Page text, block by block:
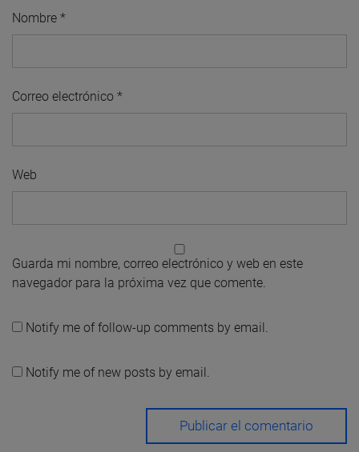
Nombre *
Correo electrónico *
Web
Guarda mi nombre, correo electrónico y web en este
navegador para la próxima vez que comente.
Notify me of follow-up comments by email.
Notify me of new posts by email.